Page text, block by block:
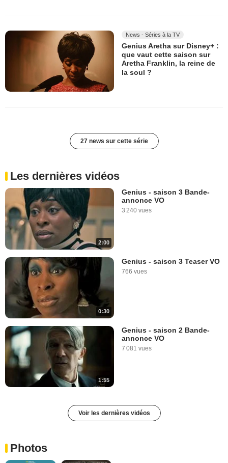
News - Séries à la TV
Genius Aretha sur Disney+ :
que vaut cette saison sur
Aretha Franklin, la reine de
la soul ?
27 news sur cette série
Les dernières vidéos
2:00
Genius - saison 3 Bande-
annonce VO
3 240 vues
0:30
Genius - saison 3 Teaser VO
766 vues
1:55
Genius - saison 2 Bande-
annonce VO
7 081 vues
Voir les dernières vidéos
Photos